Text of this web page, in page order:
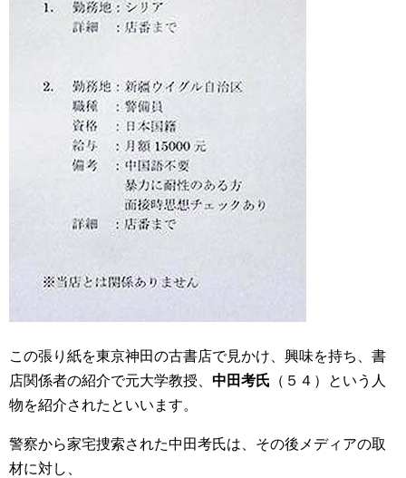
この張り紙を東京神田の古書店で見かけ、興味を持ち、書
店関係者の紹介で元大学教授、 中田考氏 （５４）という人
物を紹介されたといいます。
警察から家宅捜索された中田考氏は、その後メディアの取
材に対し、